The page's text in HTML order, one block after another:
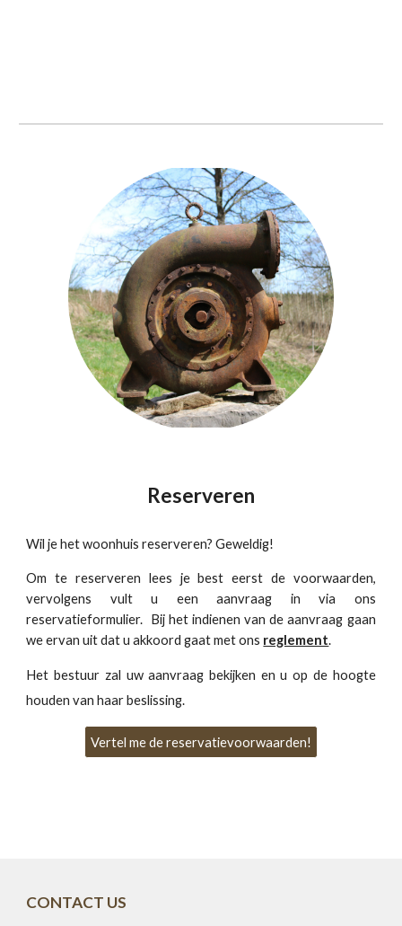
Reserveren
Wil je hetwoonhuis reserveren?Geweldig!
Om te reserveren lees je best eerst de voorwaarden,
vervolgens vult u een aanvraag in via ons
reservatieformulier. Bij het indienen van de aanvraag gaan
we ervan uit dat u akkoord gaat met ons reglement.
Het bestuur zal uw aanvraag bekijken en u op de hoogte
houden van haar beslissing.
Vertel me de reservatievoorwaarden!
CONTACT US